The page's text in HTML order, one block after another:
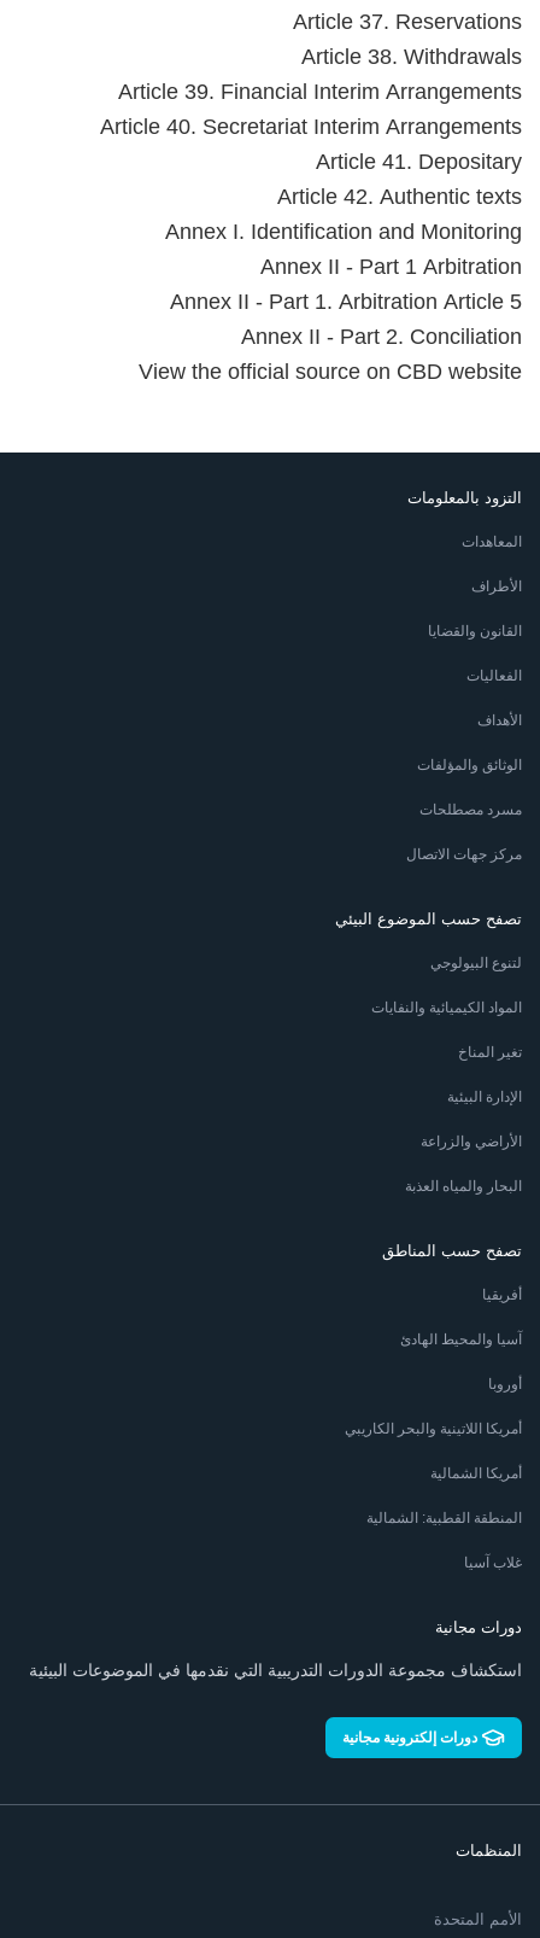
Article 37. Reservations
Article 38. Withdrawals
Article 39. Financial Interim Arrangements
Article 40. Secretariat Interim Arrangements
Article 41. Depositary
Article 42. Authentic texts
Annex I. Identification and Monitoring
Annex II - Part 1 Arbitration
Annex II - Part 1. Arbitration Article 5
Annex II - Part 2. Conciliation
View the official source on CBD website
التزود بالمعلومات
المعاهدات
الأطراف
القانون والقضايا
الفعاليات
الأهداف
الوثائق والمؤلفات
مسرد مصطلحات
مركز جهات الاتصال
تصفح حسب الموضوع البيئي
لتنوع البيولوجي
المواد الكيميائية والنفايات
تغير المناخ
الإدارة البيئية
الأراضي والزراعة
البحار والمياه العذبة
تصفح حسب المناطق
أفريقيا
آسيا والمحيط الهادئ
أوروبا
أمريكا اللاتينية والبحر الكاريبي
أمريكا الشمالية
المنطقة القطبية: الشمالية
غلاب آسيا
دورات مجانية
استكشاف مجموعة الدورات التدريبية التي نقدمها في الموضوعات البيئية
دورات إلكترونية مجانية
المنظمات
الأمم المتحدة